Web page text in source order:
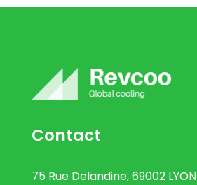
Contact
75 Rue Delandine, 69002 LYON